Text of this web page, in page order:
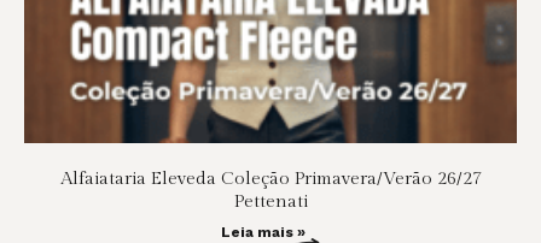
Alfaiataria Eleveda Coleção Primavera/Verão 26/27
Pettenati
Leia mais »